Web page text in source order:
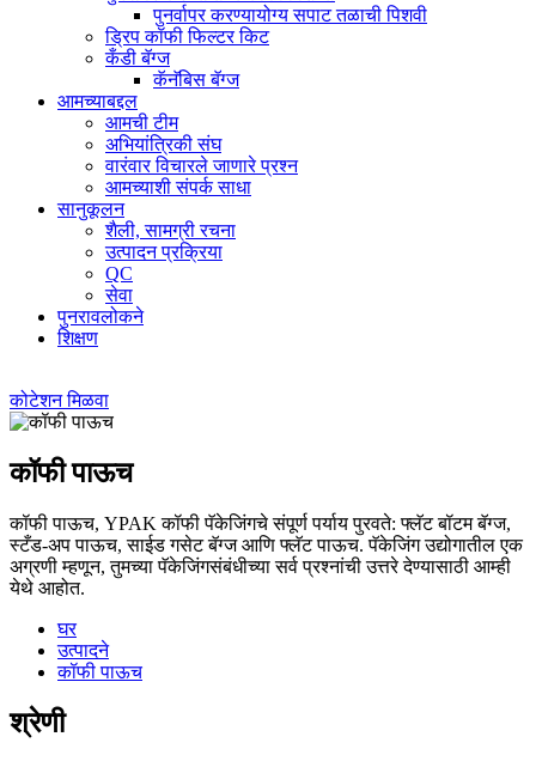
पुनर्वापर करण्यायोग्य सपाट तळाची पिशवी
ड्रिप कॉफी फिल्टर किट
कँडी बॅग्ज
कॅनॅबिस बॅग्ज
आमच्याबद्दल
आमची टीम
अभियांत्रिकी संघ
वारंवार विचारले जाणारे प्रश्न
आमच्याशी संपर्क साधा
सानुकूलन
शैली, सामग्री रचना
उत्पादन प्रक्रिया
QC
सेवा
पुनरावलोकने
शिक्षण
कोटेशन मिळवा
कॉफी पाऊच
कॉफी पाऊच, YPAK कॉफी पॅकेजिंगचे संपूर्ण पर्याय पुरवते: फ्लॅट बॉटम बॅग्ज,
स्टँड-अप पाऊच, साईड गसेट बॅग्ज आणि फ्लॅट पाऊच. पॅकेजिंग उद्योगातील एक
अग्रणी म्हणून, तुमच्या पॅकेजिंगसंबंधीच्या सर्व प्रश्नांची उत्तरे देण्यासाठी आम्ही
येथे आहोत.
घर
उत्पादने
कॉफी पाऊच
श्रेणी